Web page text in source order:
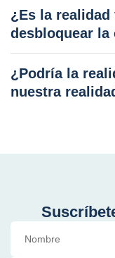
¿Es la
desbloquear la
¿Podría la
nuestra